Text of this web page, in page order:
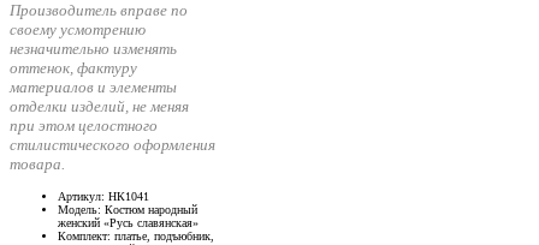
Производитель вправе по
своему усмотрению
незначительно изменять
оттенок, фактуру
материалов и элементы
отделки изделий, не меняя
при этом целостного
стилистического оформления
товара.
Артикул: НК1041
Модель: Костюм народный
женский «Русь славянская»
Комплект: платье, подъюбник,